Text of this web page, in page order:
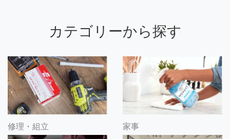
カテゴリーから探す
修理・組立 家事